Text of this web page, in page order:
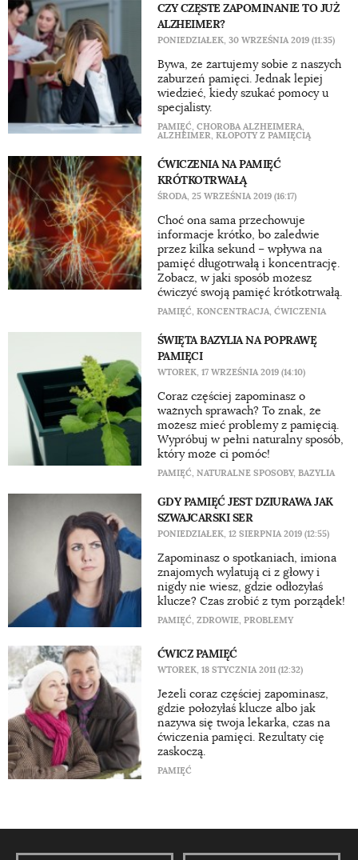
CZY CZĘSTE ZAPOMINANIE TO JUŻ
ALZHEIMER?
PONIEDZIAŁEK, 30 WRZEŚNIA 2019 (11:35)
Bywa, że żartujemy sobie z naszych
zaburzeń pamięci. Jednak lepiej
wiedzieć, kiedy szukać pomocy u
specjalisty.
PAMIĘĆ, CHOROBA ALZHEIMERA,
ALZHEIMER, KŁOPOTY Z PAMIĘCIĄ
ĆWICZENIA NA PAMIĘĆ
KRÓTKOTRWAŁĄ
ŚRODA, 25 WRZEŚNIA 2019 (16:17)
Choć ona sama przechowuje
informacje krótko, bo zaledwie
przez kilka sekund – wpływa na
pamięć długotrwałą i koncentrację.
Zobacz, w jaki sposób możesz
ćwiczyć swoją pamięć krótkotrwałą.
PAMIĘĆ, KONCENTRACJA, ĆWICZENIA
ŚWIĘTA BAZYLIA NA POPRAWĘ
PAMIĘCI
WTOREK, 17 WRZEŚNIA 2019 (14:10)
Coraz częściej zapominasz o
ważnych sprawach? To znak, że
możesz mieć problemy z pamięcią.
Wypróbuj w pełni naturalny sposób,
który może ci pomóc!
PAMIĘĆ, NATURALNE SPOSOBY, BAZYLIA
GDY PAMIĘĆ JEST DZIURAWA JAK
SZWAJCARSKI SER
PONIEDZIAŁEK, 12 SIERPNIA 2019 (12:55)
Zapominasz o spotkaniach, imiona
znajomych wylatują ci z głowy i
nigdy nie wiesz, gdzie odłożyłaś
klucze? Czas zrobić z tym porządek!
PAMIĘĆ, ZDROWIE, PROBLEMY
ĆWICZ PAMIĘĆ
WTOREK, 18 STYCZNIA 2011 (12:32)
Jeżeli coraz częściej zapominasz,
gdzie położyłaś klucze albo jak
nazywa się twoja lekarka, czas na
ćwiczenia pamięci. Rezultaty cię
zaskoczą.
PAMIĘĆ